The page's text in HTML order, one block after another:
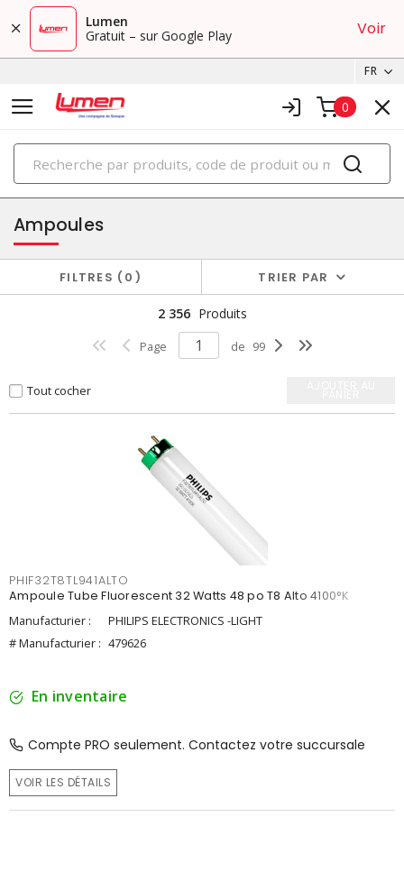
Lumen
Gratuit – sur Google Play
Voir
FR
0
PRODUITS
éclairage
Ampoules
FILTRES 0 TRIER PAR
2 356 Produits
Page de 99
Tout cocher
PHIF32T8TL941ALTO
Ampoule Tube Fluorescent 32 Watts 48 po T8 Alto 4100°K
Manufacturier :
PHILIPS ELECTRONICS -LIGHT
# Manufacturier : 479626
En inventaire
Compte PRO seulement. Contactez votre succursale
VOIR LES DÉTAILS